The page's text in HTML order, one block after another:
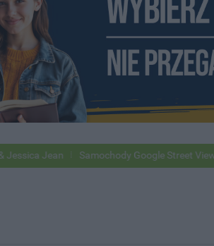
Samochody Google Street View na ulicach